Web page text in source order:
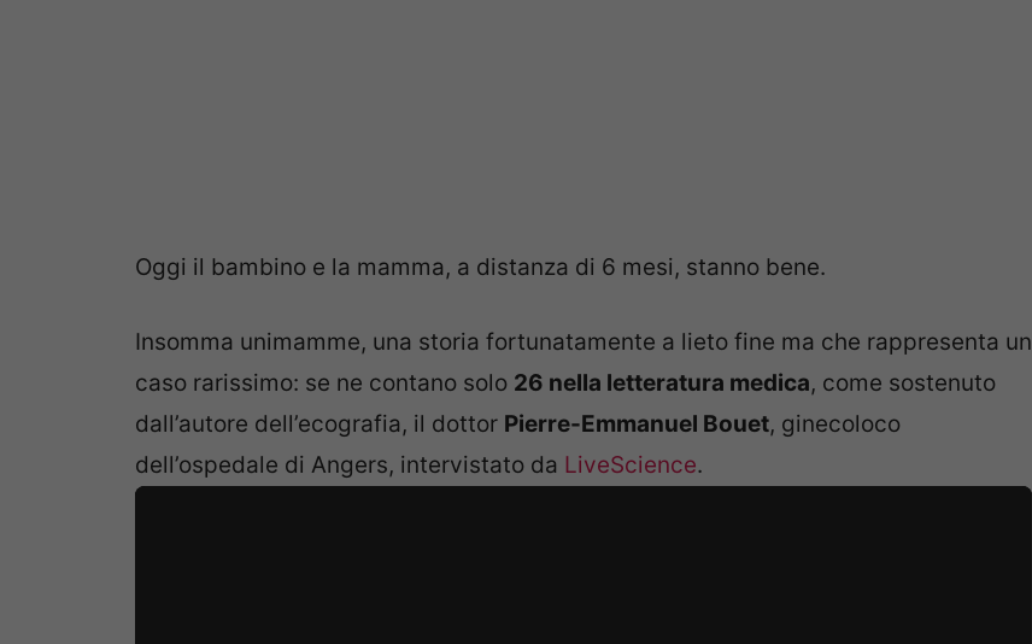
Oggi il bambino e la mamma, a distanza di 6 mesi, stanno bene.
Insomma unimamme, una storia fortunatamente a lieto fine ma che rappresenta un
caso rarissimo: se ne contano solo 26 nella letteratura medica, come sostenuto
dall’autore dell’ecografia, il dottor Pierre-Emmanuel Bouet, ginecoloco
dell’ospedale di Angers, intervistato da LiveScience.